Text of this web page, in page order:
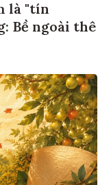
là "tín
Bề ngoài thê